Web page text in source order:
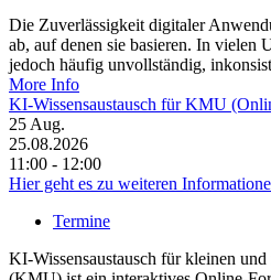
Die Zuverlässigkeit digitaler
ab, auf denen sie basieren. In vielen
jedoch häufig unvollständig,
More Info
KI-Wissensaustausch für KMU
25 Aug.
25.08.2026
11:00 - 12:00
Hier geht es zu weiteren
Termine
KI-Wissensaustausch für kleinen